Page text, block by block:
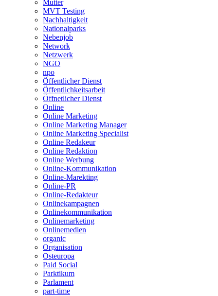
Mutter
MVT Testing
Nachhaltigkeit
Nationalparks
Nebenjob
Network
Netzwerk
NGO
npo
Öffentlicher Dienst
Öffentlichkeitsarbeit
Öffnetlicher Dienst
Online
Online Marketing
Online Marketing Manager
Online Marketing Specialist
Online Redakeur
Online Redaktion
Online Werbung
Online-Kommunikation
Online-Marekting
Online-PR
Online-Redakteur
Onlinekampagnen
Onlinekommunikation
Onlinemarketing
Onlinemedien
organic
Organisation
Osteuropa
Paid Social
Parktikum
Parlament
part-time